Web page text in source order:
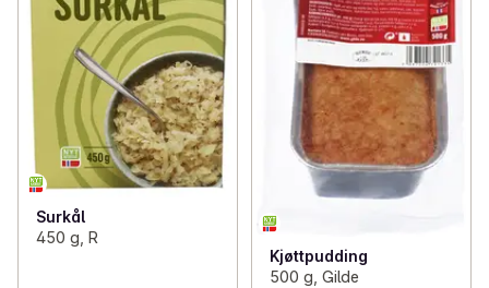
Surkål
450 g, R
Kjøttpudding
500 g, Gilde